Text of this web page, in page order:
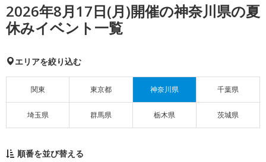
2026年8月17日(月)開催の神奈川県の夏
休みイベント一覧
エリアを絞り込む
関東 東京都 神奈川県 千葉県
埼玉県 群馬県 栃木県 茨城県
順番を並び替える